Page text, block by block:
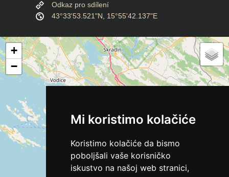
Mi koristimo kolačiće
Koristimo kolačiće da bismo
poboljšali vaše korisničko
iskustvo na našoj web stranici,
Odkaz pro sdílení
43°33'53.521"N, 15°55'42.137"E
+
−